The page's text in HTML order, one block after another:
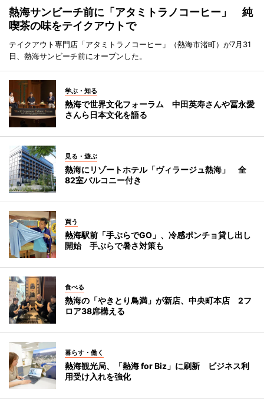
熱海サンビーチ前に「アタミトラノコーヒー」 純
喫茶の味をテイクアウトで
テイクアウト専門店「アタミトラノコーヒー」（熱海市渚町）が7月31
日、熱海サンビーチ前にオープンした。
学ぶ・知る
熱海で世界文化フォーラム 中田英寿さんや冨永愛
さんら日本文化を語る
見る・遊ぶ
熱海にリゾートホテル「ヴィラージュ熱海」 全
82室バルコニー付き
買う
熱海駅前「手ぶらでGO」、冷感ポンチョ貸し出し
開始 手ぶらで暑さ対策も
食べる
熱海の「やきとり鳥満」が新店、中央町本店 2フ
ロア38席構える
暮らす・働く
熱海観光局、「熱海 for Biz」に刷新 ビジネス利
用受け入れを強化